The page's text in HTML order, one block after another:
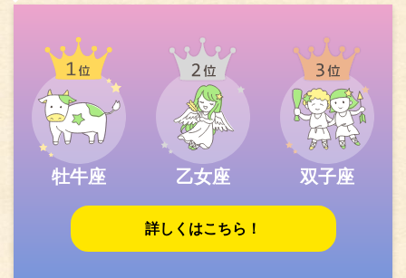
牡牛座 乙女座 双子座
詳しくはこちら！